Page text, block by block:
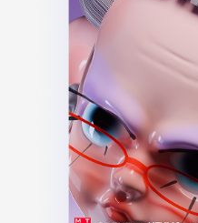
ОТВЕТЫ НА
ВОПРОСЫ